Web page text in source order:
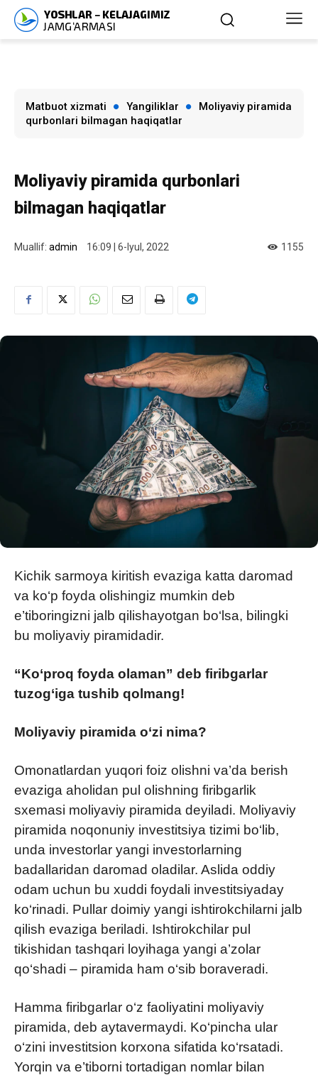
Matbuot xizmati Yangiliklar
Moliyaviy piramida
qurbonlari bilmagan haqiqatlar
Moliyaviy piramida qurbonlari
bilmagan haqiqatlar
Muallif: admin 16:09 | 6-Iyul, 2022 1155
Kichik sarmoya kiritish evaziga katta daromad
va ko‘p foyda olishingiz mumkin deb
e’tiboringizni jalb qilishayotgan bo‘lsa, bilingki
bu moliyaviy piramidadir.
“Ko‘proq foyda olaman” deb firibgarlar
tuzog‘iga tushib qolmang!
Moliyaviy piramida o‘zi nima?
Omonatlardan yuqori foiz olishni va’da berish
evaziga aholidan pul olishning firibgarlik
sxemasi moliyaviy piramida deyiladi. Moliyaviy
piramida noqonuniy investitsiya tizimi bo‘lib,
unda investorlar yangi investorlarning
badallaridan daromad oladilar. Aslida oddiy
odam uchun bu xuddi foydali investitsiyaday
ko‘rinadi. Pullar doimiy yangi ishtirokchilarni jalb
qilish evaziga beriladi. Ishtirokchilar pul
tikishidan tashqari loyihaga yangi a’zolar
qo‘shadi – piramida ham o‘sib boraveradi.
Hamma firibgarlar o‘z faoliyatini moliyaviy
piramida, deb aytavermaydi. Ko‘pincha ular
o‘zini investitsion korxona sifatida ko‘rsatadi.
Yorqin va e’tiborni tortadigan nomlar bilan